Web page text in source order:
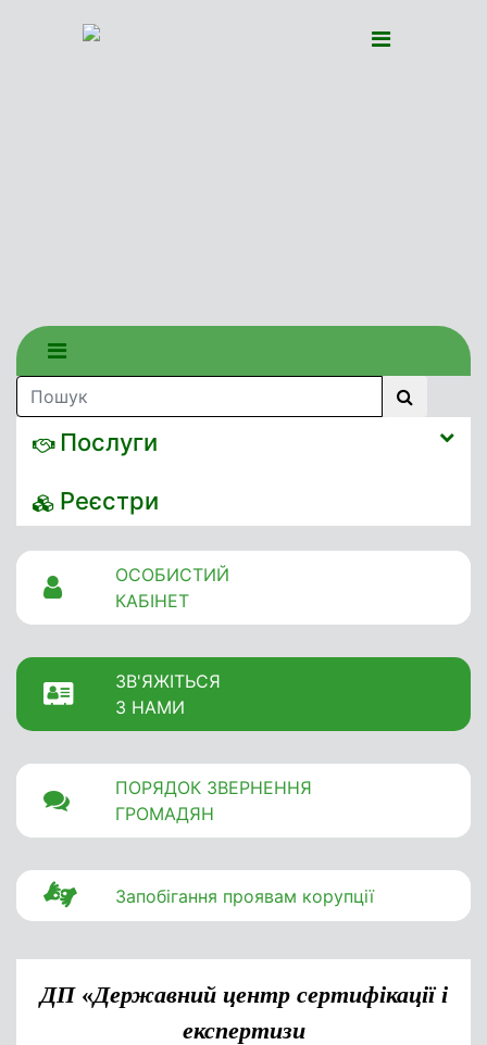
Послуги
Реєстри
ОСОБИСТИЙ
КАБІНЕТ
ЗВ'ЯЖІТЬСЯ
З НАМИ
ПОРЯДОК ЗВЕРНЕННЯ
ГРОМАДЯН
Запобігання проявам корупції
ДП «Державний центр сертифікації і
експертизи